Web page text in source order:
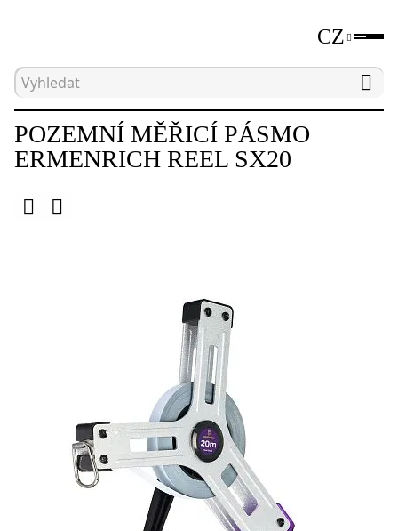
CZ
Hlavní strana Nástroje pro měření
POZEMNÍ MĚŘICÍ PÁSMO
ERMENRICH REEL SX20